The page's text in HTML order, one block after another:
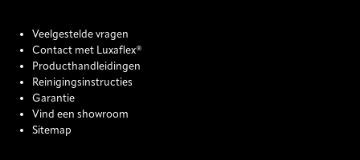
Veelgestelde vragen
Contact met Luxaflex®
Producthandleidingen
Reinigingsinstructies
Garantie
Vind een showroom
Sitemap